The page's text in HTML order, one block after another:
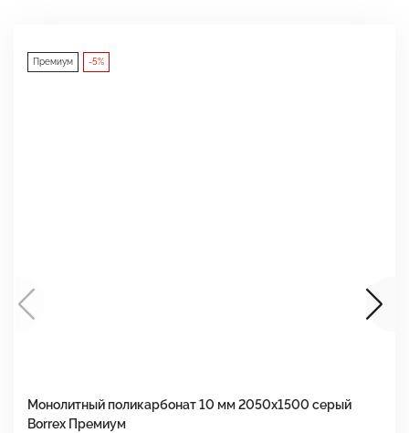
Премиум -5%
Монолитный поликарбонат 10 мм 2050х1500 серый
Borrex Премиум